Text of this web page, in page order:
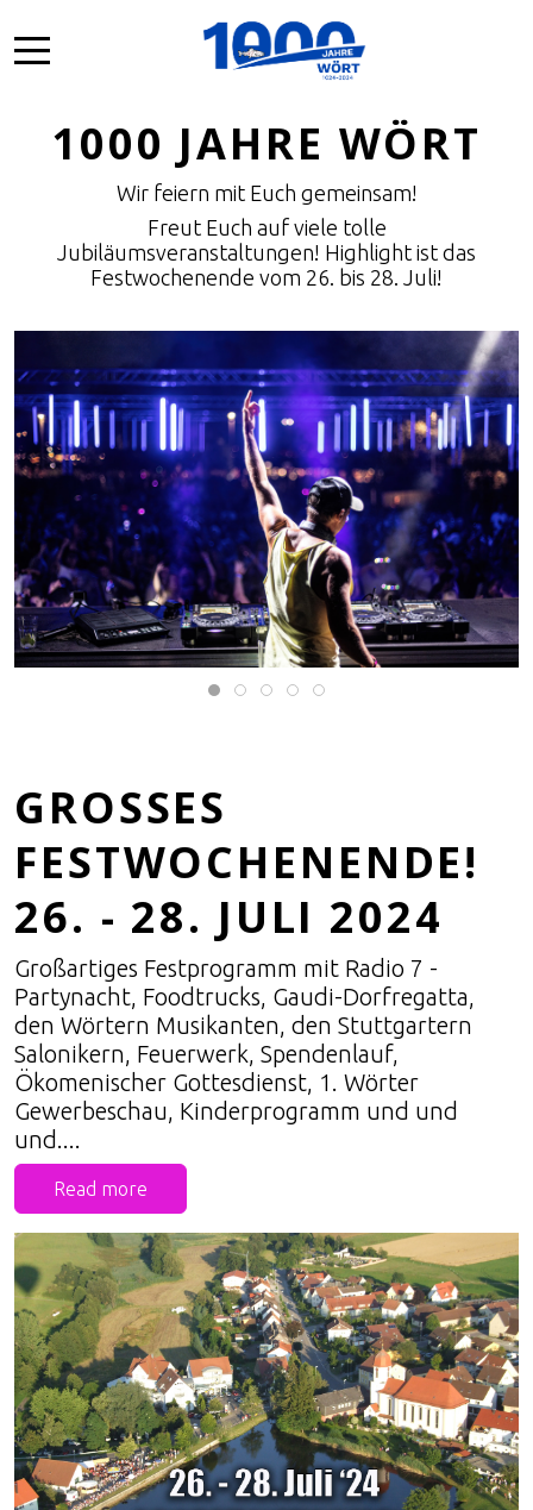
Mobile Menu Toggle
1000 JAHRE WÖRT
Wir feiern mit Euch gemeinsam!
Freut Euch auf viele tolle
Jubiläumsveranstaltungen! Highlight ist das
Festwochenende vom 26. bis 28. Juli!
GROSSES F
ESTWOCHENENDE!
26. - 28. JULI 2024
Großartiges Festprogramm mit Radio 7 -
Partynacht, Foodtrucks, Gaudi-Dorfregatta,
den Wörtern Musikanten, den Stuttgartern
Salonikern, Feuerwerk, Spendenlauf,
Ökomenischer Gottesdienst, 1. Wörter
Gewerbeschau, Kinderprogramm und und
und....
Read more